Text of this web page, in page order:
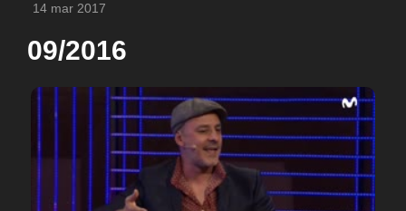
14 mar 2017
09/2016